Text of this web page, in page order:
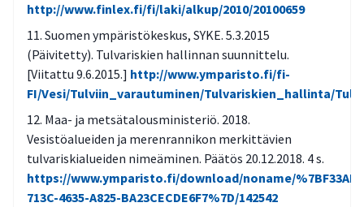
http://www.finlex.fi/fi/laki/alkup/2010/20100659
Suomen ympäristökeskus, SYKE. 5.3.2015
(Päivitetty). Tulvariskien hallinnan suunnittelu.
[Viitattu 9.6.2015.] http://www.ymparisto.fi/fi-
FI/Vesi/Tulviin_varautuminen/Tulvariskien_hallinta/
Maa- ja metsätalousministeriö. 2018.
Vesistöalueiden ja merenrannikon merkittävien
tulvariskialueiden nimeäminen. Päätös 20.12.2018. 4 s.
https://www.ymparisto.fi/download/noname/
713C-4635-A825-BA23CECDE6F7%7D/142542